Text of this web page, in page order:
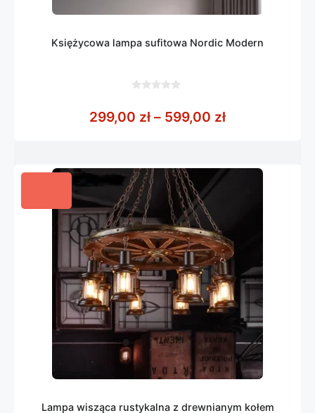
Księżycowa lampa sufitowa Nordic Modern
5
299,00 zł – 599,00 złZakres cen:
Lampa wisząca rustykalna z drewnianym kołem